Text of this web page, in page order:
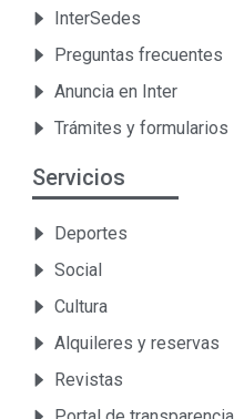
InterSedes
Preguntas frecuentes
Anuncia en Inter
Trámites y formularios
Servicios
Deportes
Social
Cultura
Alquileres y reservas
Revistas